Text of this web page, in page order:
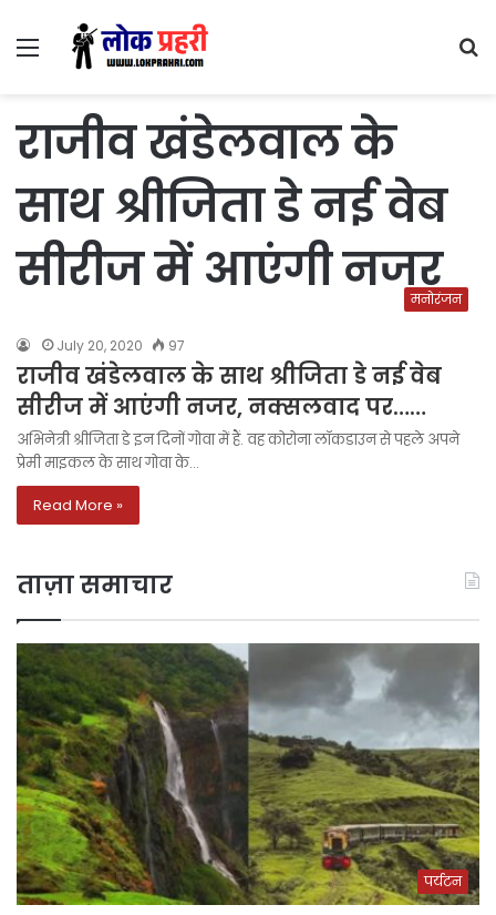
Menu
राजीव खंडेलवाल के
साथ श्रीजिता डे नई वेब
सीरीज में आएंगी नजर
मनोरंजन
July 20, 2020 97
राजीव खंडेलवाल के साथ श्रीजिता डे नई वेब
सीरीज में आएंगी नजर, नक्सलवाद पर……
अभिनेत्री श्रीजिता डे इन दिनों गोवा में हैं. वह कोरोना लॉकडाउन से पहले अपने
प्रेमी माइकल के साथ गोवा के…
Read More »
ताज़ा समाचार
पर्यटन